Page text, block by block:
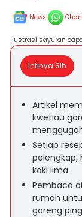
News
Ilustrasi sayuran
Intinya Sih
Artikel
kwetiau
Setiap
pelengkap,
kaki lima.
Pembaca
rumah
goreng